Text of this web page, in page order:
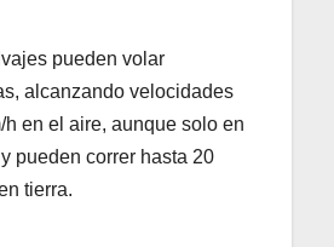
pueden volar
alcanzando velocidades
h en el aire, aunque solo en
pueden correr hasta 20
tierra.